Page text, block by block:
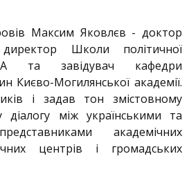
Максим Яковлєв - доктор
Школи політичної
та завідувач кафедри
Києво-Могилянської академії.
і задав тон змістовному
діалогу між українськими та
академічних
центрів і громадських